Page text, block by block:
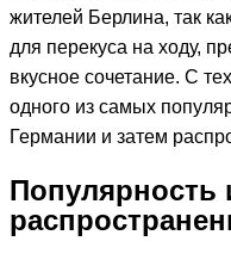
жителей Берлина, так
для перекуса на ходу,
вкусное сочетание. С
одного из самых
Германии и затем
Популярность